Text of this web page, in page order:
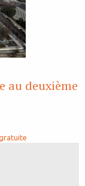
au deuxième